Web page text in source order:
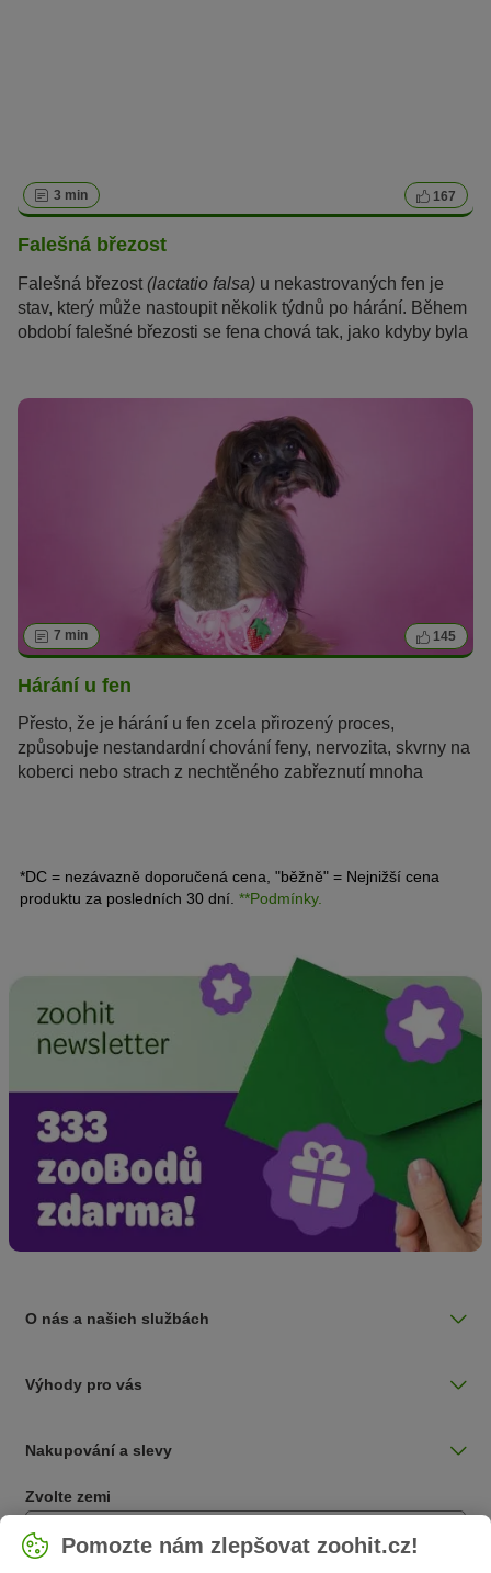
3 min 167
Falešná březost
Falešná březost (lactatio falsa) u nekastrovaných fen je
stav, který může nastoupit několik týdnů po hárání. Během
období falešné březosti se fena chová tak, jako kdyby byla
7 min 145
Hárání u fen
Přesto, že je hárání u fen zcela přirozený proces,
způsobuje nestandardní chování feny, nervozita, skvrny na
koberci nebo strach z nechtěného zabřeznutí mnoha
*DC = nezávazně doporučená cena, "běžně" = Nejnižší cena
produktu za posledních 30 dní. **Podmínky.
O nás a našich službách
Výhody pro vás
Nakupování a slevy
Zvolte zemi
Česká / CZ
Pomozte nám zlepšovat zoohit.cz!